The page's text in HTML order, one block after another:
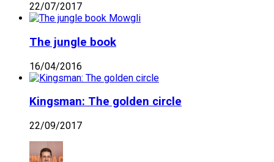
22/07/2017
The jungle book
16/04/2016
Kingsman: The golden circle
22/09/2017